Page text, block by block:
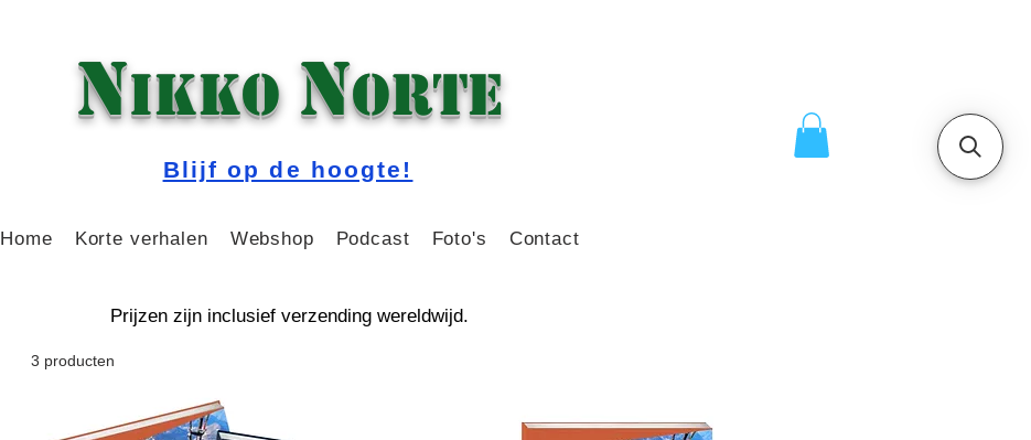
NIKKO NORTE
Blijf op de hoogte!
Home Korte verhalen Webshop Podcast Foto's Contact
​Prijzen zijn inclusief verzending wereldwijd.
3 producten